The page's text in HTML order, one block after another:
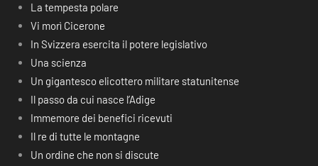
La tempesta polare
Vi morì Cicerone
In Svizzera esercita il potere legislativo
Una scienza
Un gigantesco elicottero militare statunitense
Il passo da cui nasce l’Adige
Immemore dei benefici ricevuti
Il re di tutte le montagne
Un ordine che non si discute